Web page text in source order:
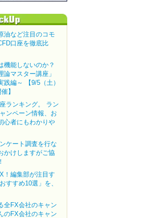
油など注目のコモ
口座を徹底比
機能しないのか？
論マスター講座」
践編～ 【9/5（土）
】
ランキング。 ラン
ンペーン情報、お
心者にもわかりや
ケート調査を行な
かけしますがご協
！編集部が注目す
すすめ10選」を、
全FX会社のキャン
のFX会社のキャン